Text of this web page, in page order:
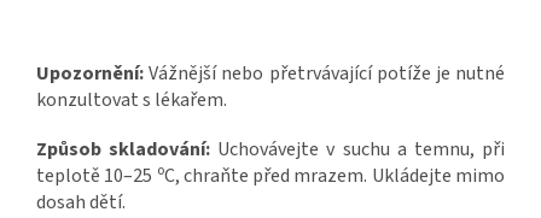
Upozornění:Vážnější nebo přetrvávající potíže je nutné
konzultovat s lékařem.
Způsob skladování: Uchovávejte v suchu a temnu, při
teplotě 10–25 oC, chraňte před mrazem. Ukládejte mimo
dosah dětí.